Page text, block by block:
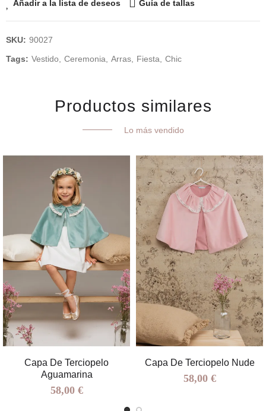
Añadir a la lista de deseos Guía de tallas
SKU: 90027
Tags: Vestido Ceremonia Arras Fiesta Chic
Productos similares
Lo más vendido
Capa De Terciopelo
Aguamarina
58,00 €
Capa De Terciopelo Nude
58,00 €